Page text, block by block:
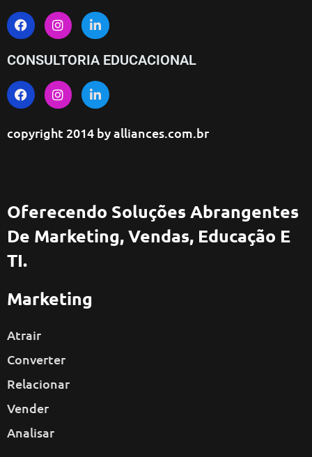
CONSULTORIA EDUCACIONAL
copyright 2014 byalliances.com.br
Oferecendo Soluções Abrangentes
De Marketing, Vendas, Educação E
TI.
Marketing
Atrair
Converter
Relacionar
Vender
Analisar